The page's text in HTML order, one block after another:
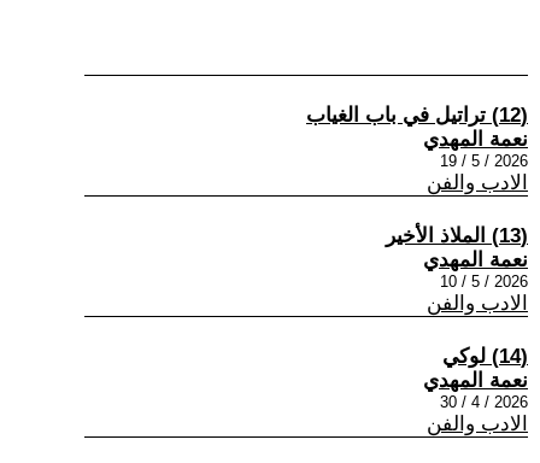
(12) تراتيل في باب الغياب
نعمة المهدي
2026 / 5 / 19
الادب والفن
(13) الملاذ الأخير
نعمة المهدي
2026 / 5 / 10
الادب والفن
(14) لوكي
نعمة المهدي
2026 / 4 / 30
الادب والفن